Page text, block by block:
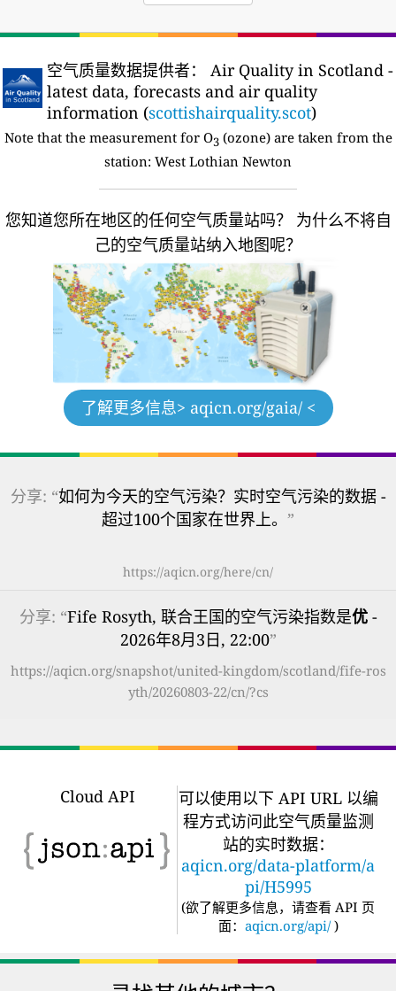
空气质量数据提供者：
Air Quality in Scotland -
latest data, forecasts and air quality
information (scottishairquality.scot)
Note that the measurement for O3(ozone) are taken from the
station: West Lothian Newton
您知道您所在地区的任何空气质量站吗？
为什么不将自
己的空气质量站纳入地图呢？
了解更多信息> aqicn.org/gaia/ <
分享: “如何为今天的空气污染？实时空气污染的数据 -
超过100个国家在世界上。 ”
https://aqicn.org/here/cn/
分享: “Fife Rosyth, 联合王国的空气污染指数是优-
2026年8月3日, 22:00”
https://aqicn.org/snapshot/united-kingdom/scotland/fife-ros
yth/20260803-22/cn/?cs
Cloud API
可以使用以下 API URL 以编
程方式访问此空气质量监测
站的实时数据：
aqicn.org/data-platform/a
pi/H5995
(欲了解更多信息，请查看 API 页
面： aqicn.org/api/ )